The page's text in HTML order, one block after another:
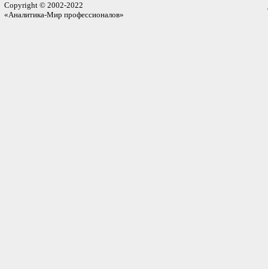
Copyright © 2002-2022
«Аналитика-Мир профессионалов»